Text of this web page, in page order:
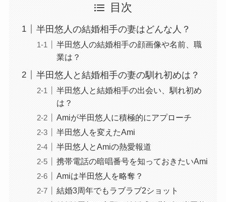
目次
半田悠人の結婚相手の妻はどんな人？
半田悠人の結婚相手の顔画像や名前、職
業は？
半田悠人と結婚相手の妻の馴れ初めは？
半田悠人と結婚相手の出会い、馴れ初め
は？
Amiが半田悠人に積極的にアプローチ
半田悠人を変えたAmi
半田悠人とAmiの熱愛報道
携帯電話の暗唱番号を知っておきたいAmi
Amiは半田悠人を略奪？
結婚3周年でもラブラブ2ショット